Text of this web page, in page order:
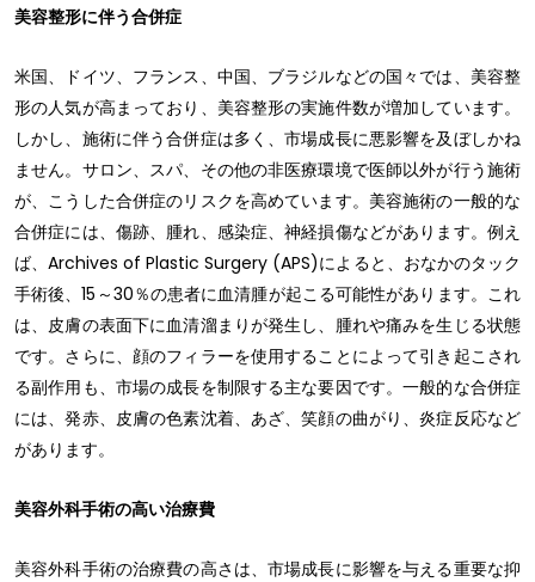
美容整形に伴う合併症
米国、ドイツ、フランス、中国、ブラジルなどの国々では、美容整
形の人気が高まっており、美容整形の実施件数が増加しています。
しかし、施術に伴う合併症は多く、市場成長に悪影響を及ぼしかね
ません。サロン、スパ、その他の非医療環境で医師以外が行う施術
が、こうした合併症のリスクを高めています。美容施術の一般的な
合併症には、傷跡、腫れ、感染症、神経損傷などがあります。例え
ば、Archives of Plastic Surgery (APS)によると、おなかのタック
手術後、15～30％の患者に血清腫が起こる可能性があります。これ
は、皮膚の表面下に血清溜まりが発生し、腫れや痛みを生じる状態
です。さらに、顔のフィラーを使用することによって引き起こされ
る副作用も、市場の成長を制限する主な要因です。一般的な合併症
には、発赤、皮膚の色素沈着、あざ、笑顔の曲がり、炎症反応など
があります。
美容外科手術の高い治療費
美容外科手術の治療費の高さは、市場成長に影響を与える重要な抑